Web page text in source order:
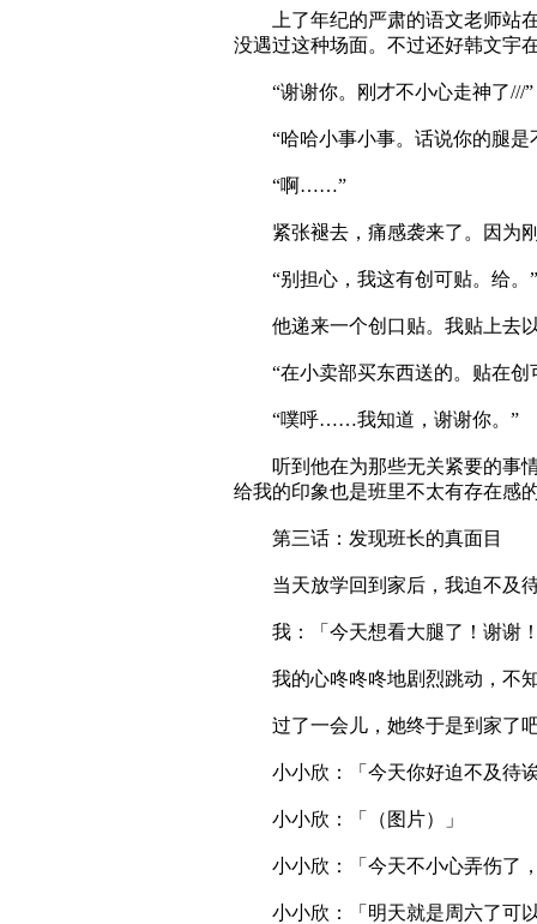
上了年纪的严肃的语文老师站在
没遇过这种场面。不过还好韩文宇
“谢谢你。刚才不小心走神了///”
“哈哈小事小事。话说你的腿是
“啊……”
紧张褪去，痛感袭来了。因为刚
“别担心，我这有创可贴。给。
他递来一个创口贴。我贴上去
“在小卖部买东西送的。贴在创
“噗呼……我知道，谢谢你。”
听到他在为那些无关紧要的事情
给我的印象也是班里不太有存在感
第三话：发现班长的真面目
当天放学回到家后，我迫不及待
我：「今天想看大腿了！谢谢
我的心咚咚咚地剧烈跳动，不知
过了一会儿，她终于是到家了
小小欣：「今天你好迫不及待
小小欣：「（图片）」
小小欣：「今天不小心弄伤了
小小欣：「明天就是周六了可